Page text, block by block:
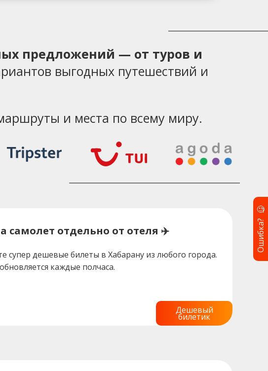
предложений — от туров и
выгодных путешествий и
и места по всему миру.
самолет отдельно от отеля ✈️
супер дешевые билеты в Хабарану из любого города.
каждые полчаса.
Дешевый
билетик
Ошибка?
🧐